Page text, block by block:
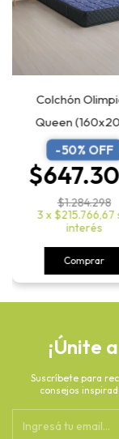
Colchón
Queen
-50% OFF
$1.284.298
3x$215.766,67
interés
Comprar
¡Únite
Suscríbete para
consejos